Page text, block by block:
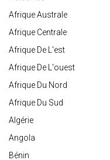
Afrique Australe
Afrique Centrale
Afrique De L'est
Afrique De L'ouest
Afrique Du Nord
Afrique Du Sud
Algérie
Angola
Bénin